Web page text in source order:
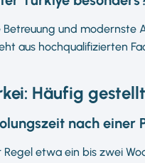
und modernste
aus hochqualifizierten
Häufig
nach einer
etwa ein bis zwei